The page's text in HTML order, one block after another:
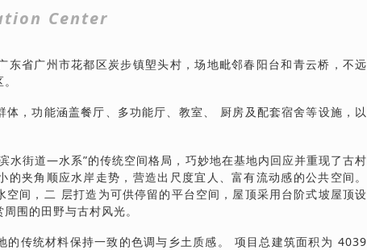
Center
东省广州市花都区炭步镇塱头村，场地毗邻春阳台和青云桥，不远
，功能涵盖餐厅、多功能厅、教室、 厨房及配套宿舍等设施，以
水街道—水系”的传统空间格局，巧妙地在基地内回应并重现了古村
夹角顺应水岸走势，营造出尺度宜人、富有流动感的公共空间。
间，二 层打造为可供停留的平台空间，屋顶采用台阶式坡屋顶设
围的田野与古村风光。
的传统材料保持一致的色调与乡土质感。 项目总建筑面积为 4039